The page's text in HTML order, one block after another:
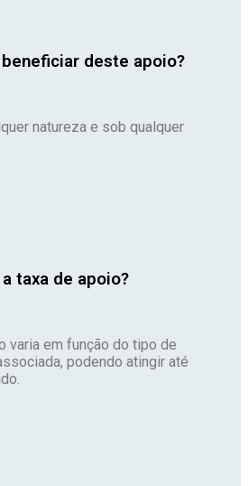
deste apoio?
natureza e sob qualquer
a taxa de apoio?
varia em função do tipo de
podendo atingir até